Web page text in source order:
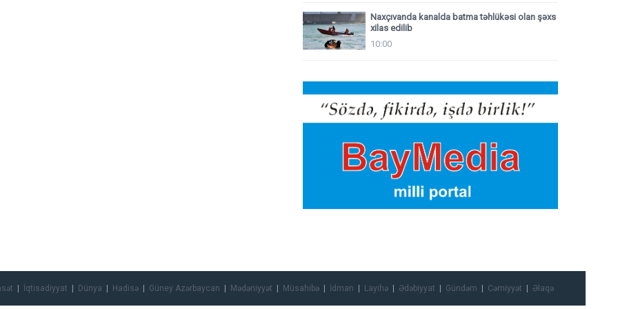
Naxçıvanda kanalda batma təhlükəsi olan şəxs
xilas edilib
10:00
İqtisadiyyat Dünya Hadisə Güney Azərbaycan Mədəniyyət Müsahibə İdman Layihə Ədəbiyyat Gündəm Cəmiyyət Əlaqə